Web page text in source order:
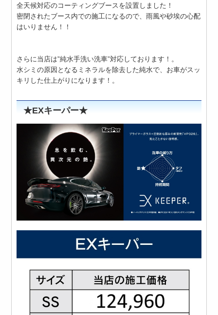
全天候対応のコーティングブースを設置しました！
密閉されたブース内での施工になるので、雨風や砂埃の心配
はいりません！！
さらに当店は”純水手洗い洗車”対応しております！。
水シミの原因となるミネラルを除去した純水で、お車がスッ
キリした仕上がりになります！。
★EXキーパー★